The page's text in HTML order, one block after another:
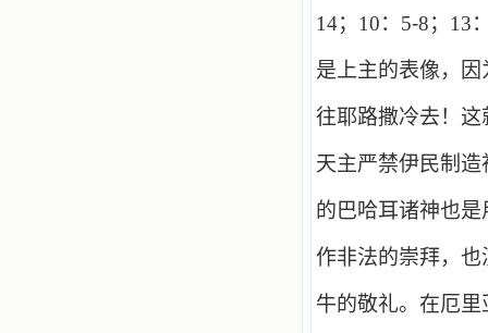
14； 10： 5-8； 13
是上主的表像，
往耶路撒冷去！
天主严禁伊民制
的巴哈耳诸神也
作非法的崇拜，
牛的敬礼。在厄